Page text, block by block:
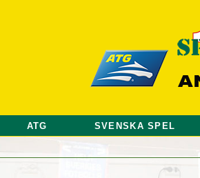
ATG SVENSKA SPEL